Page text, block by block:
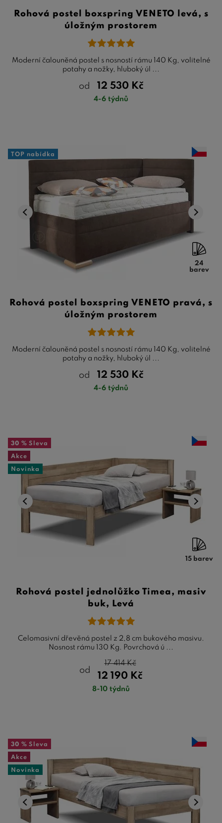
Rohová postel boxspring VENETO levá, s
úložným prostorem
Moderní čalouněná postel s nosností rámu 140 Kg, volitelné
potahy a nožky, hluboký úl ...
od 12 530 Kč
4-6 týdnů
TOP nabídka
24
barev
Rohová postel boxspring VENETO pravá, s
úložným prostorem
Moderní čalouněná postel s nosností rámu 140 Kg, volitelné
potahy a nožky, hluboký úl ...
od 12 530 Kč
4-6 týdnů
30 % Sleva
Akce
Novinka
15 barev
Rohová postel jednolůžko Timea, masiv
buk, Levá
Celomasivní dřevěná postel z 2,8 cm bukového masivu.
Nosnost rámu 130 Kg. Povrchová ú ...
od
12 190 Kč
17 414Kč
8-10 týdnů
30 % Sleva
Akce
Novinka